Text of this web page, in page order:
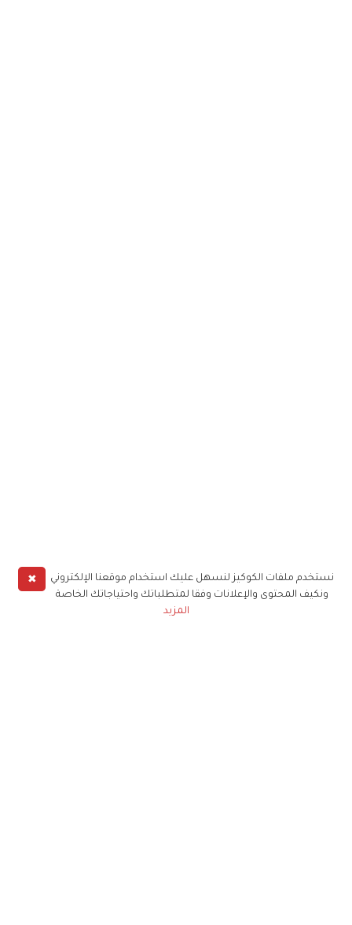
✖
نستخدم ملفات الكوكيز لنسهل عليك استخدام موقعنا الإلكتروني
ونكيف المحتوى والإعلانات وفقا لمتطلباتك واحتياجاتك الخاصة
المزيد